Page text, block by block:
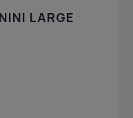
LARGE